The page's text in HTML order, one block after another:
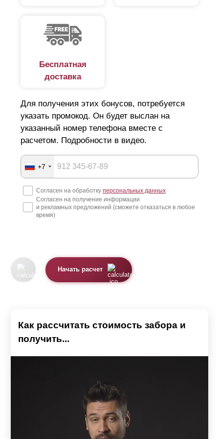
компании без привлечения третьих лиц.
ключ», куда входит: антикоррозийная обработка
стальных столбов, их покраска в нужный цвет,
установка забора полностью ложится на нас, Вам
будет необходимо только принять готовую работу.
Бесплатная
доставка
Для получения этих бонусов, потребуется
указать промокод. Он будет выслан на
указанный номер телефона вместе с
расчетом. Подробности в видео.
+7
Согласен на обработку персональных данных
Согласен на получение информации
и рекламных предложений (сможете отказаться в любое
время)
Начать расчет
Как рассчитать стоимость забора и
получить...